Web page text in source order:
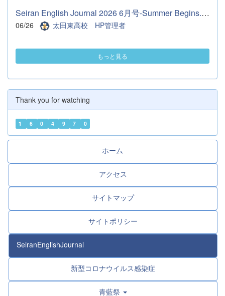
拶 （２）学校からの説明
（令和９年度入学者選抜について、
学校概要、進路状況およびキャリア教育について)
学習、部活動について） （４）質疑応答
５ 申込方法 （１）参加を希望する生徒又は保護者
Seiran English Journal 2026 6月号-Summer Begins.pdf
06/26 太田東高校 HP管理者
もっと見る
Thank you for watching
1 6 0 4 9 7 0
ホーム
アクセス
サイトマップ
サイトポリシー
SeiranEnglishJournal
新型コロナウイルス感染症
青藍祭